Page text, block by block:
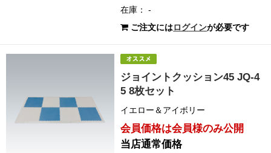
在庫： -
ご注文にはログインが必要です
ジョイントクッション45 JQ-4
5 8枚セット
イエロー＆アイボリー
会員価格は会員様のみ公開
当店通常価格